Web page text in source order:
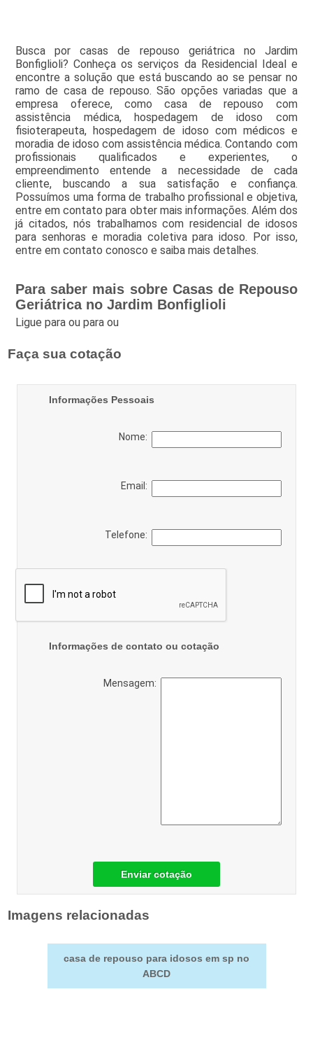
Busca por casas de repouso geriátrica no Jardim
Bonfiglioli? Conheça os serviços da Residencial Ideal e
encontre a solução que está buscando ao se pensar no
ramo de casa de repouso. São opções variadas que a
empresa oferece, como casa de repouso com
assistência médica, hospedagem de idoso com
fisioterapeuta, hospedagem de idoso com médicos e
moradia de idoso com assistência médica. Contando com
profissionais qualificados e experientes, o
empreendimento entende a necessidade de cada
cliente, buscando a sua satisfação e confiança.
Possuímos uma forma de trabalho profissional e objetiva,
entre em contato para obter mais informações. Além dos
já citados, nós trabalhamos com residencial de idosos
para senhoras e moradia coletiva para idoso. Por isso,
entre em contato conosco e saiba mais detalhes.
Para saber mais sobre Casas de Repouso
Geriátrica no Jardim Bonfiglioli
Ligue paraou paraou
Faça sua cotação
Informações Pessoais
Nome:
Email:
Telefone:
Informações de contato ou cotação
Mensagem:
Enviar cotação
Imagens relacionadas
casa de repouso para idosos em sp no
ABCD